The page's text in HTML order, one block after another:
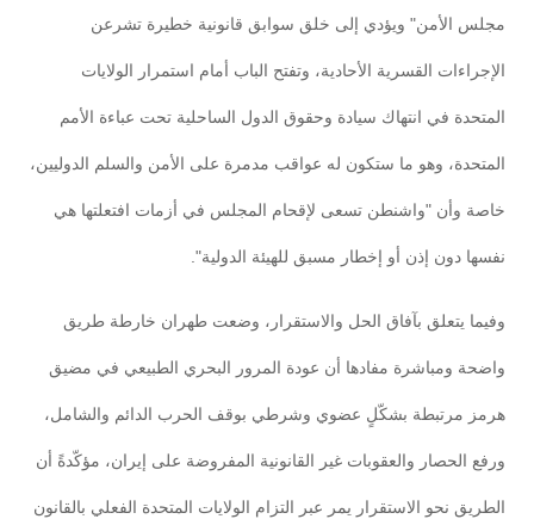
مجلس الأمن" ويؤدي إلى خلق سوابق قانونية خطيرة تشرعن
الإجراءات القسرية الأحادية، وتفتح الباب أمام استمرار الولايات
المتحدة في انتهاك سيادة وحقوق الدول الساحلية تحت عباءة الأمم
المتحدة، وهو ما ستكون له عواقب مدمرة على الأمن والسلم الدوليين،
خاصة وأن "واشنطن تسعى لإقحام المجلس في أزمات افتعلتها هي
نفسها دون إذن أو إخطار مسبق للهيئة الدولية".
وفيما يتعلق بآفاق الحل والاستقرار، وضعت طهران خارطة طريق
واضحة ومباشرة مفادها أن عودة المرور البحري الطبيعي في مضيق
هرمز مرتبطة بشكّلٍ عضوي وشرطي بوقف الحرب الدائم والشامل،
ورفع الحصار والعقوبات غير القانونية المفروضة على إيران، مؤكّدةً أن
الطريق نحو الاستقرار يمر عبر التزام الولايات المتحدة الفعلي بالقانون